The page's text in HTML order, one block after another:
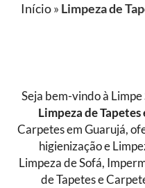
Início» Limpeza de
Seja bem-vindo à Limpe
Limpeza de Tapetes
Carpetes em Guarujá,
higienização e
Limpeza de Sofá,
de Tapetes e